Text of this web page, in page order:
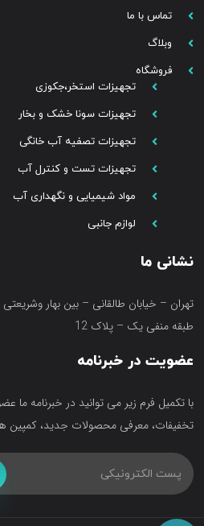
تماس با ما
وبلاگ
فروشگاه
تجهیزات استخر،جکوزی
تجهیزات سونا خشک و بخار
تجهیزات تصفیه آب خانگی
تجهیزات تست و کنترل آب
مواد شیمیایی و نگهداری آب
لوازم جانبی
نشانی ما
تهران – خیابان طالقانی – بین بهار
طبقه منفی یک – پلاک 12
عضویت در خبرنامه
با تکمیل فرم زیر می توانید در خبرنامه ما
تخفیفات، معرفی محصولات جدید، کمپین